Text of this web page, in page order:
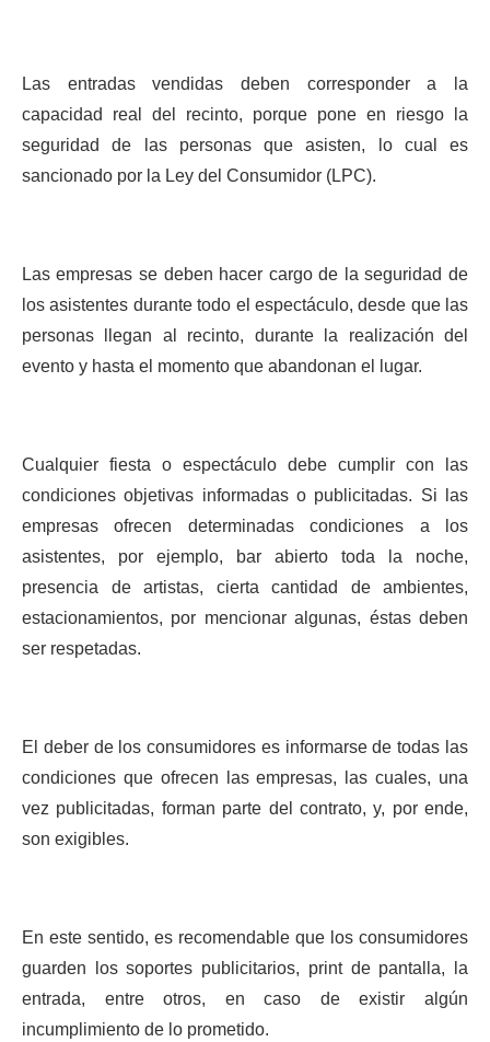
Las entradas vendidas deben corresponder a la
capacidad real del recinto, porque pone en riesgo la
seguridad de las personas que asisten, lo cual es
sancionado por la Ley del Consumidor (LPC).
Las empresas se deben hacer cargo de la seguridad de
los asistentes durante todo el espectáculo, desde que las
personas llegan al recinto, durante la realización del
evento y hasta el momento que abandonan el lugar.
Cualquier fiesta o espectáculo debe cumplir con las
condiciones objetivas informadas o publicitadas. Si las
empresas ofrecen determinadas condiciones a los
asistentes, por ejemplo, bar abierto toda la noche,
presencia de artistas, cierta cantidad de ambientes,
estacionamientos, por mencionar algunas, éstas deben
ser respetadas.
El deber de los consumidores es informarse de todas las
condiciones que ofrecen las empresas, las cuales, una
vez publicitadas, forman parte del contrato, y, por ende,
son exigibles.
En este sentido, es recomendable que los consumidores
guarden los soportes publicitarios, print de pantalla, la
entrada, entre otros, en caso de existir algún
incumplimiento de lo prometido.